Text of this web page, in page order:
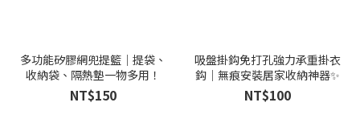
多功能矽膠網兜提籃｜提袋、
收納袋、隔熱墊一物多用！
NT$150
吸盤掛鈎免打孔強力承重掛衣
鈎｜無痕安裝居家收納神器✨
NT$100